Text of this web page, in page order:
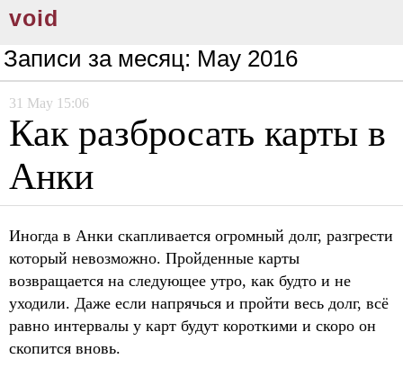
void
Записи за месяц: May 2016
31 May 15:06
Как разбросать карты в
Анки
Иногда в Анки скапливается огромный долг, разгрести
который невозможно. Пройденные карты
возвращается на следующее утро, как будто и не
уходили. Даже если напрячься и пройти весь долг, всё
равно интервалы у карт будут короткими и скоро он
скопится вновь.